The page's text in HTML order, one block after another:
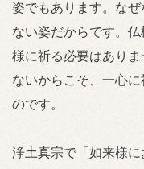
姿でもあります。な
ない姿だからです。
様に祈る必要はあり
ないからこそ、一心
のです。
浄土真宗で「如来様